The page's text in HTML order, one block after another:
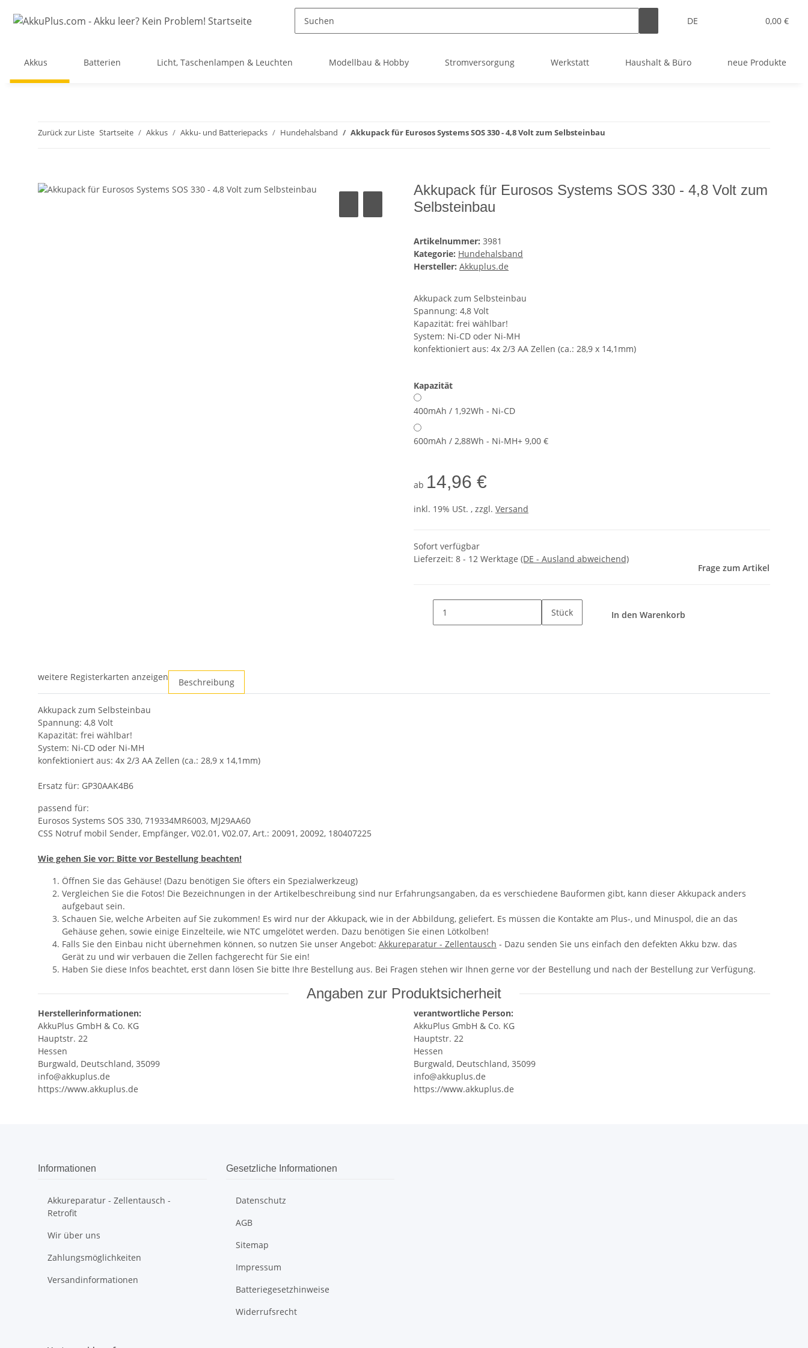
DE 0,00 €
Akkus Batterien Licht, Taschenlampen & Leuchten Modellbau & Hobby Stromversorgung Werkstatt Haushalt & Büro neue Produkte
Zurück zur Liste Startseite Akkus Akku- und Batteriepacks Hundehalsband Akkupack für Eurosos Systems SOS 330 - 4,8 Volt zum Selbsteinbau
Akkupack für Eurosos Systems SOS 330 - 4,8 Volt zum
Selbsteinbau
Artikelnummer: 3981
Kategorie: Hundehalsband
Hersteller: Akkuplus.de
Akkupack zum Selbsteinbau
Spannung: 4,8 Volt
Kapazität: frei wählbar!
System: Ni-CD oder Ni-MH
konfektioniert aus: 4x 2/3 AA Zellen (ca.: 28,9 x 14,1mm)
Kapazität
400mAh / 1,92Wh - Ni-CD
600mAh / 2,88Wh - Ni-MH+ 9,00 €
ab 14,96 €
inkl. 19% USt. , zzgl. Versand
Sofort verfügbar
Lieferzeit: 8 - 12 Werktage (DE - Ausland abweichend)
Frage zum Artikel
Stück In den Warenkorb
weitere Registerkarten anzeigen Beschreibung
Akkupack zum Selbsteinbau
Spannung: 4,8 Volt
Kapazität: frei wählbar!
System: Ni-CD oder Ni-MH
konfektioniert aus: 4x 2/3 AA Zellen (ca.: 28,9 x 14,1mm)
Ersatz für: GP30AAK4B6
passend für:
Eurosos Systems SOS 330, 719334MR6003, MJ29AA60
CSS Notruf mobil Sender, Empfänger, V02.01, V02.07, Art.: 20091, 20092, 180407225
Wie gehen Sie vor: Bitte vor Bestellung beachten!
Öffnen Sie das Gehäuse! (Dazu benötigen Sie öfters ein Spezialwerkzeug)
Vergleichen Sie die Fotos! Die Bezeichnungen in der Artikelbeschreibung sind nur Erfahrungsangaben, da es verschiedene Bauformen gibt, kann dieser Akkupack anders
aufgebaut sein.
Schauen Sie, welche Arbeiten auf Sie zukommen! Es wird nur der Akkupack, wie in der Abbildung, geliefert. Es müssen die Kontakte am Plus-, und Minuspol, die an das
Gehäuse gehen, sowie einige Einzelteile, wie NTC umgelötet werden. Dazu benötigen Sie einen Lötkolben!
Falls Sie den Einbau nicht übernehmen können, so nutzen Sie unser Angebot: Akkureparatur - Zellentausch - Dazu senden Sie uns einfach den defekten Akku bzw. das
Gerät zu und wir verbauen die Zellen fachgerecht für Sie ein!
Haben Sie diese Infos beachtet, erst dann lösen Sie bitte Ihre Bestellung aus. Bei Fragen stehen wir Ihnen gerne vor der Bestellung und nach der Bestellung zur Verfügung.
Angaben zur Produktsicherheit
Herstellerinformationen:
AkkuPlus GmbH & Co. KG
Hauptstr. 22
Hessen
Burgwald, Deutschland, 35099
info@akkuplus.de
https://www.akkuplus.de
verantwortliche Person:
AkkuPlus GmbH & Co. KG
Hauptstr. 22
Hessen
Burgwald, Deutschland, 35099
info@akkuplus.de
https://www.akkuplus.de
Informationen
Akkureparatur - Zellentausch -
Retrofit
Wir über uns
Zahlungsmöglichkeiten
Versandinformationen
Gesetzliche Informationen
Datenschutz
AGB
Sitemap
Impressum
Batteriegesetzhinweise
Widerrufsrecht